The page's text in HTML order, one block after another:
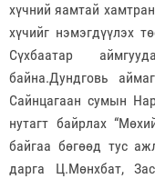
хүчний яамтай
хүчийг нэмэгдүүлэх
Сүхбаатар
байна.Дундговь
Сайнцагаан сумын
нутагт байрлах
байгаа бөгөөд тус
дарга Ц.Мөнхбат,